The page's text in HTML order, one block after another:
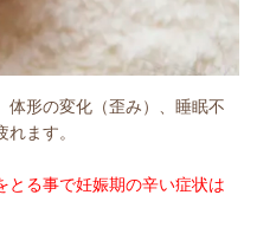
体形の変化（歪み）、睡眠不
ます。
とる事で妊娠期の辛い症状は